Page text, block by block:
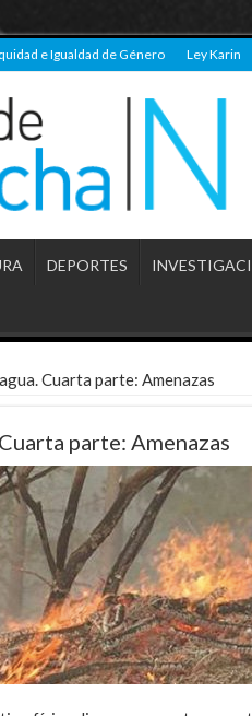
e Igualdad de Género Ley Karin
DEPORTES
Cuarta parte: Amenazas
parte: Amenazas